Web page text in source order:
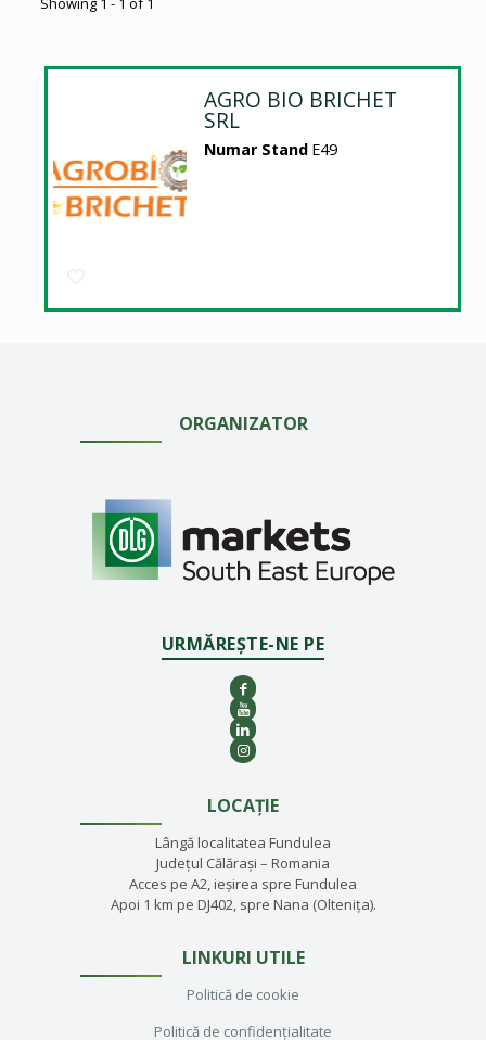
AGRO BIO BRICHET
SRL
Numar Stand E49
ORGANIZATOR
URMĂREȘTE-NE PE
LOCAȚIE
Lângă localitatea Fundulea
Județul Călărași – Romania
Acces pe A2, ieșirea spre Fundulea
Apoi 1 km pe DJ402, spre Nana (Oltenița).
LINKURI UTILE
Politică de cookie
Politică de confidențialitate